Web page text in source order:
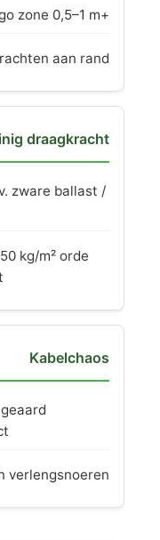
zone 0,5–1 m+
aan rand
draagkracht
zware ballast /
kg/m² orde
Kabelchaos
verlengsnoeren